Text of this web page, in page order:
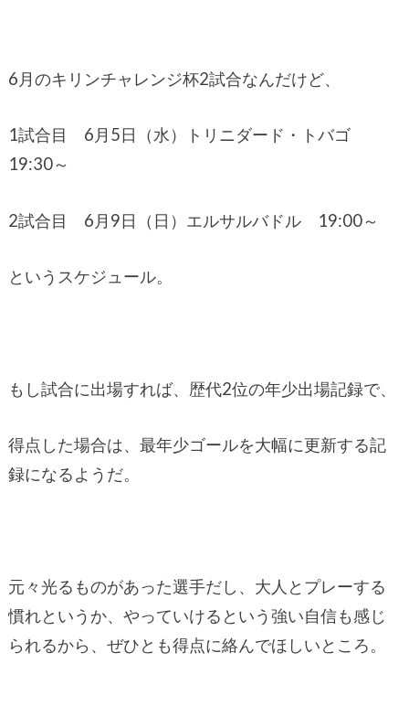
6月のキリンチャレンジ杯2試合なんだけど、
1試合目 6月5日（水）トリニダード・トバゴ
19:30～
2試合目 6月9日（日）エルサルバドル 19:00～
というスケジュール。
もし試合に出場すれば、歴代2位の年少出場記録で、
得点した場合は、最年少ゴールを大幅に更新する記
録になるようだ。
元々光るものがあった選手だし、大人とプレーする
慣れというか、やっていけるという強い自信も感じ
られるから、ぜひとも得点に絡んでほしいところ。